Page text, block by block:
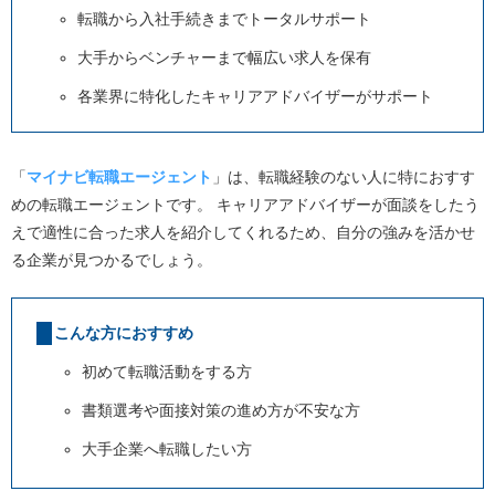
転職から入社手続きまでトータルサポート
大手からベンチャーまで幅広い求人を保有
各業界に特化したキャリアアドバイザーがサポート
「マイナビ転職エージェント 」は、転職経験のない人に特におすす
めの転職エージェントです。 キャリアアドバイザーが面談をしたう
えで適性に合った求人を紹介してくれるため、自分の強みを活かせ
る企業が見つかるでしょう。
こんな方におすすめ
初めて転職活動をする方
書類選考や面接対策の進め方が不安な方
大手企業へ転職したい方